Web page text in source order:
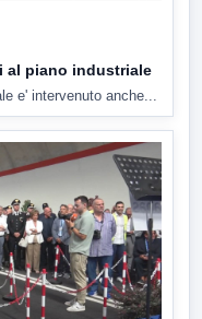
al piano industriale
e' intervenuto anche...